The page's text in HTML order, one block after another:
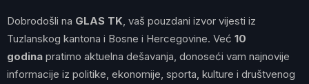
Dobrodošli na GLAS TK , vaš pouzdani izvor vijesti iz
Tuzlanskog kantona i Bosne i Hercegovine. Već 10
godina pratimo aktuelna dešavanja, donoseći vam najnovije
informacije iz politike, ekonomije, sporta, kulture i društvenog